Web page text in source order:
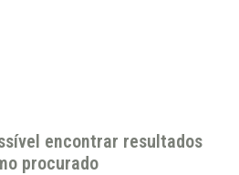
encontrar resultados
procurado